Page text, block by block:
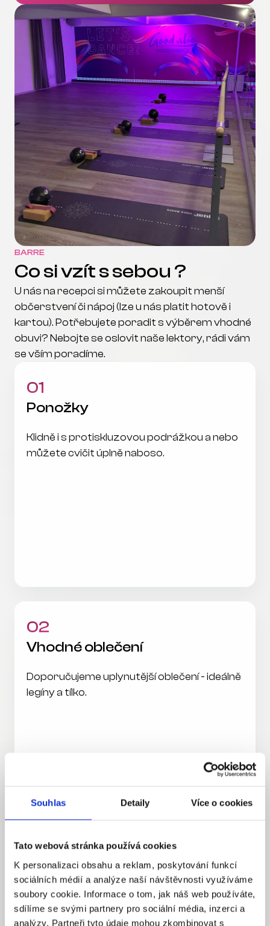
Souhlas Detaily Více o cookies
Tato webová stránka používá cookies
K personalizaci obsahu a reklam, poskytování funkcí
sociálních médií a analýze naší návštěvnosti využíváme
soubory cookie. Informace o tom, jak náš web používáte,
sdílíme se svými partnery pro sociální média, inzerci a
analýzy. Partneři tyto údaje mohou zkombinovat s
BARRE
Co si vzít s sebou ?
U nás na recepci si můžete zakoupit menší
občerstvení či nápoj (lze u nás platit hotově i
kartou). Potřebujete poradit s výběrem vhodné
obuvi? Nebojte se oslovit naše lektory, rádi vám
se vším poradíme.
01
Ponožky
Klidně i s protiskluzovou podrážkou a nebo
můžete cvičit úplně naboso.
02
Vhodné oblečení
Doporučujeme uplynutější oblečení - ideálně
legíny a tílko.
03
Láhev s vodou
Hydratace je základ.